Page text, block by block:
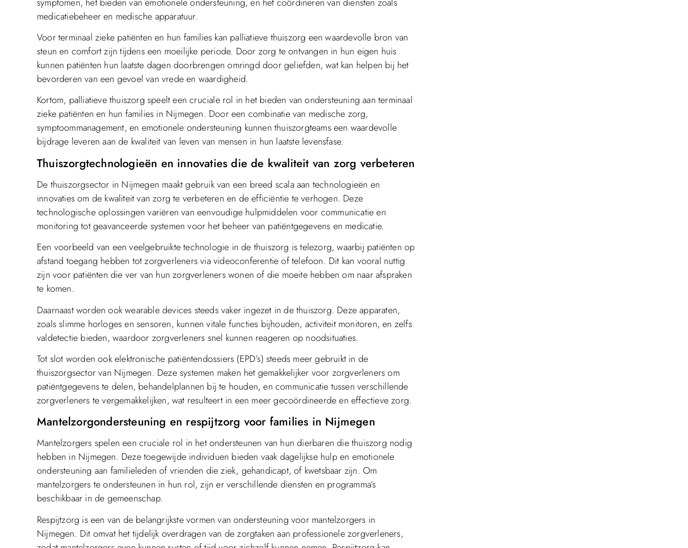
medicatiebeheer en medische apparatuur.
Voor terminaal zieke patiënten en hun families kan palliatieve thuiszorg een waardevolle bron van
steun en comfort zijn tijdens een moeilijke periode. Door zorg te ontvangen in hun eigen huis
kunnen patiënten hun laatste dagen doorbrengen omringd door geliefden, wat kan helpen bij het
bevorderen van een gevoel van vrede en waardigheid.
Kortom, palliatieve thuiszorg speelt een cruciale rol in het bieden van ondersteuning aan terminaal
zieke patiënten en hun families in Nijmegen. Door een combinatie van medische zorg,
symptoommanagement, en emotionele ondersteuning kunnen thuiszorgteams een waardevolle
bijdrage leveren aan de kwaliteit van leven van mensen in hun laatste levensfase.
Thuiszorgtechnologieën en innovaties die de kwaliteit van zorg verbeteren
De thuiszorgsector in Nijmegen maakt gebruik van een breed scala aan technologieën en
innovaties om de kwaliteit van zorg te verbeteren en de efficiëntie te verhogen. Deze
technologische oplossingen variëren van eenvoudige hulpmiddelen voor communicatie en
monitoring tot geavanceerde systemen voor het beheer van patiëntgegevens en medicatie.
Een voorbeeld van een veelgebruikte technologie in de thuiszorg is telezorg, waarbij patiënten op
afstand toegang hebben tot zorgverleners via videoconferentie of telefoon. Dit kan vooral nuttig
zijn voor patiënten die ver van hun zorgverleners wonen of die moeite hebben om naar afspraken
te komen.
Daarnaast worden ook wearable devices steeds vaker ingezet in de thuiszorg. Deze apparaten,
zoals slimme horloges en sensoren, kunnen vitale functies bijhouden, activiteit monitoren, en zelfs
valdetectie bieden, waardoor zorgverleners snel kunnen reageren op noodsituaties.
Tot slot worden ook elektronische patiëntendossiers (EPD’s) steeds meer gebruikt in de
thuiszorgsector van Nijmegen. Deze systemen maken het gemakkelijker voor zorgverleners om
patiëntgegevens te delen, behandelplannen bij te houden, en communicatie tussen verschillende
zorgverleners te vergemakkelijken, wat resulteert in een meer gecoördineerde en effectieve zorg.
Mantelzorgondersteuning en respijtzorg voor families in Nijmegen
Mantelzorgers spelen een cruciale rol in het ondersteunen van hun dierbaren die thuiszorg nodig
hebben in Nijmegen. Deze toegewijde individuen bieden vaak dagelijkse hulp en emotionele
ondersteuning aan familieleden of vrienden die ziek, gehandicapt, of kwetsbaar zijn. Om
mantelzorgers te ondersteunen in hun rol, zijn er verschillende diensten en programma’s
beschikbaar in de gemeenschap.
Respijtzorg is een van de belangrijkste vormen van ondersteuning voor mantelzorgers in
Nijmegen. Dit omvat het tijdelijk overdragen van de zorgtaken aan professionele zorgverleners,